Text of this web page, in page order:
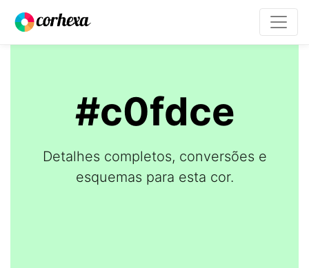
#c0fdce
Detalhes completos, conversões e
esquemas para esta cor.